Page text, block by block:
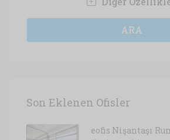
ARA
Son Eklenen Ofisler
eofis Nişantaşı